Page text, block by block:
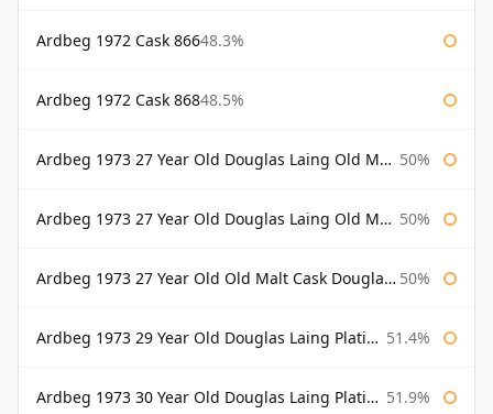
Ardbeg 1972 Cask 86648.3%
Ardbeg 1972 Cask 86848.5%
Ardbeg 1973 27 Year Old Douglas Laing Old Malt Cask 50%
Ardbeg 1973 27 Year Old Douglas Laing Old Malt Cask Bottled 2000 50%
Ardbeg 1973 27 Year Old Old Malt Cask Douglas Laing 50%
Ardbeg 1973 29 Year Old Douglas Laing Platinum Selection 51.4%
Ardbeg 1973 30 Year Old Douglas Laing Platinum Selection 51.9%